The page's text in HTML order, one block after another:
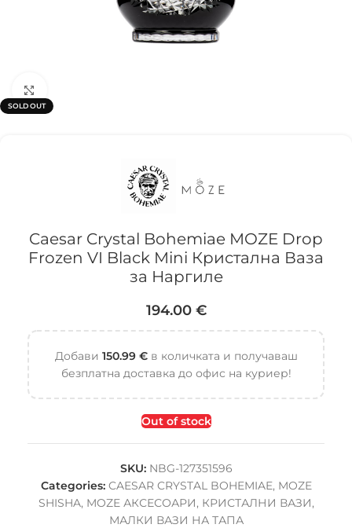
SOLD OUT
Caesar Crystal Bohemiae MOZE Drop
Frozen VI Black Mini Кристална Ваза
за Наргиле
194.00 €
Добави 150.99 €в количката и получаваш
безплатна доставка до офис на куриер!
Out of stock
SKU: NBG-127351596
Categories: CAESAR CRYSTAL BOHEMIAE, MOZE
SHISHA, MOZE АКСЕСОАРИ, КРИСТАЛНИ ВАЗИ,
МАЛКИ ВАЗИ НА ТАПА